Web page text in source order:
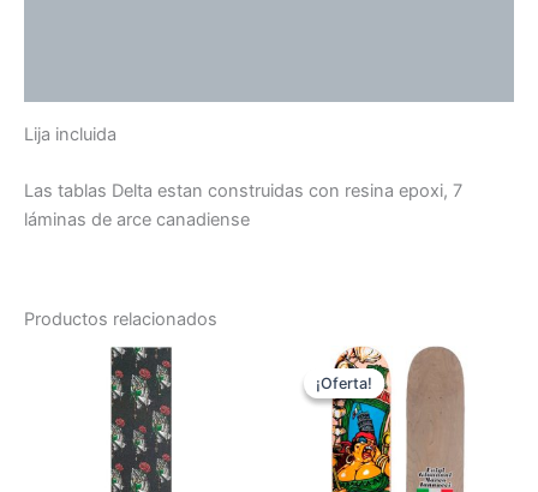
Lija incluida
Las tablas Delta estan construidas con resina epoxi, 7
láminas de arce canadiense
Productos relacionados
¡Oferta!
¡Oferta!
El
precio
original
era:
79,00 €.
El
precio
actual